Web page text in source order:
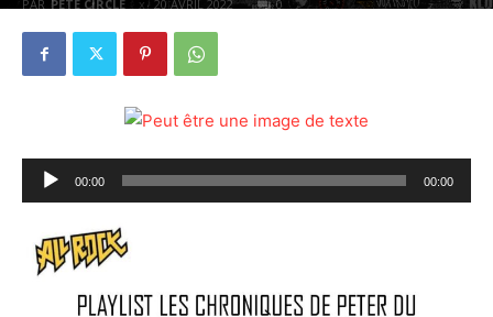
PAR PETE CIRCLE 20 AVRIL 2022 0
Lecteur
audio
00:00 00:00